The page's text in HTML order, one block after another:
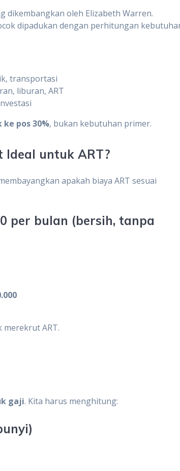
dikembangkan oleh Elizabeth Warren.
dipadukan dengan perhitungan
transportasi
liburan, ART
ke pos 30%, bukan kebutuhan primer.
Ideal untuk ART?
apakah biaya ART sesuai
per bulan (bersih, tanpa
ART.
gaji. Kita harus menghitung: